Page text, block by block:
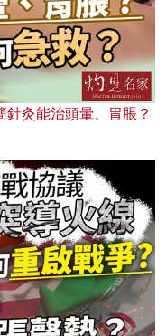
灸能治頭暈、胃脹？